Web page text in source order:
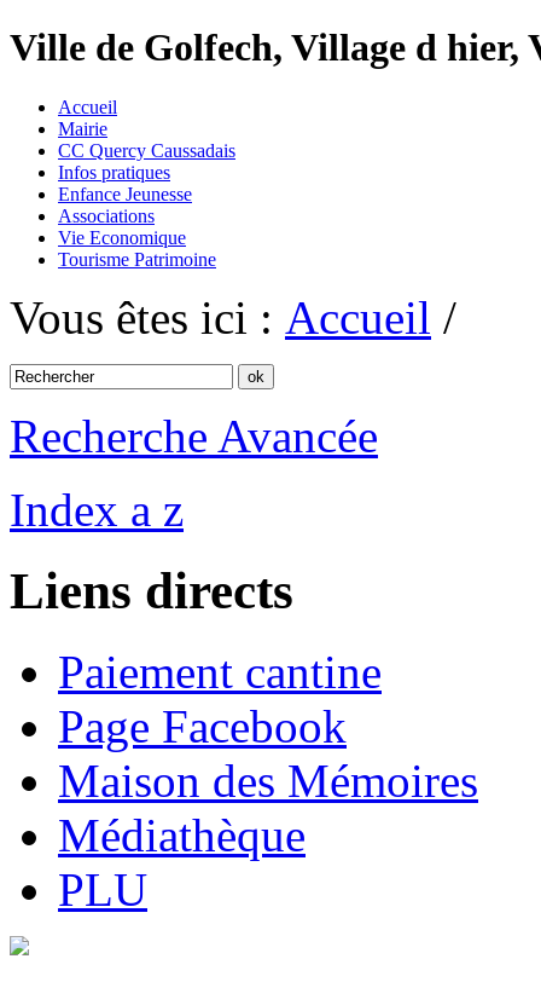
Ville de Golfech, Village d
Accueil
Mairie
CC Quercy Caussadais
Infos pratiques
Enfance Jeunesse
Associations
Vie Economique
Tourisme Patrimoine
Vous êtes ici : Accueil /
Recherche Avancée
Index a z
Liens directs
Paiement cantine
Page Facebook
Maison des Mémoires
Médiathèque
PLU